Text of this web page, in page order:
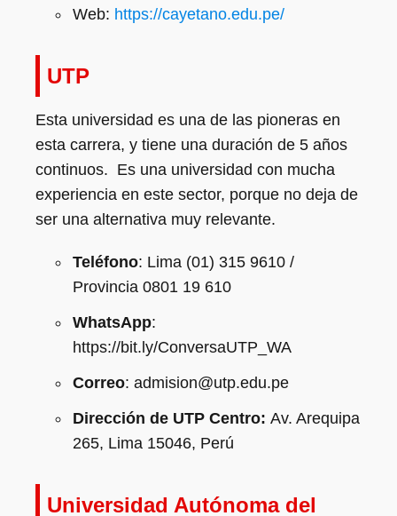
Web: https://cayetano.edu.pe/
UTP
Esta universidad es una de las pioneras en
esta carrera, y tiene una duración de 5 años
continuos. Es una universidad con mucha
experiencia en este sector, porque no deja de
ser una alternativa muy relevante.
Teléfono: Lima (01) 315 9610 /
Provincia 0801 19 610
WhatsApp:
https://bit.ly/ConversaUTP_WA
Correo: admision@utp.edu.pe
Dirección de UTP Centro: Av. Arequipa
265, Lima 15046, Perú
Universidad Autónoma del